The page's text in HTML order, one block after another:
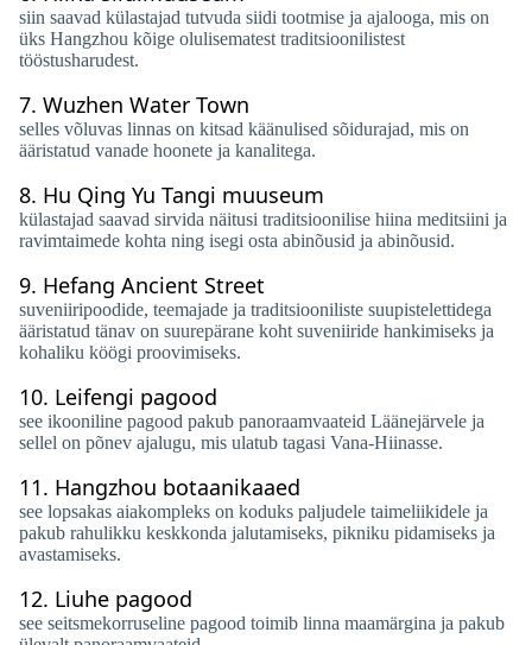
siin saavad külastajad tutvuda siidi tootmise ja ajalooga, mis on
üks Hangzhou kõige olulisematest traditsioonilistest
tööstusharudest.
7. Wuzhen Water Town
selles võluvas linnas on kitsad käänulised sõidurajad, mis on
ääristatud vanade hoonete ja kanalitega.
8. Hu Qing Yu Tangi muuseum
külastajad saavad sirvida näitusi traditsioonilise hiina meditsiini ja
ravimtaimede kohta ning isegi osta abinõusid ja abinõusid.
9. Hefang Ancient Street
suveniiripoodide, teemajade ja traditsiooniliste suupistelettidega
ääristatud tänav on suurepärane koht suveniiride hankimiseks ja
kohaliku köögi proovimiseks.
10. Leifengi pagood
see ikooniline pagood pakub panoraamvaateid Läänejärvele ja
sellel on põnev ajalugu, mis ulatub tagasi Vana-Hiinasse.
11. Hangzhou botaanikaaed
see lopsakas aiakompleks on koduks paljudele taimeliikidele ja
pakub rahulikku keskkonda jalutamiseks, pikniku pidamiseks ja
avastamiseks.
12. Liuhe pagood
see seitsmekorruseline pagood toimib linna maamärgina ja pakub